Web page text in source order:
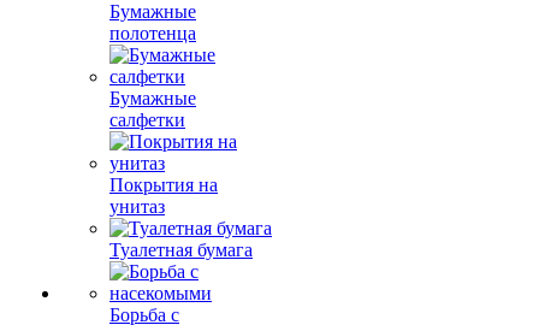
Бумажные
полотенца
Бумажные
салфетки
Покрытия на
унитаз
Туалетная бумага
Борьба с